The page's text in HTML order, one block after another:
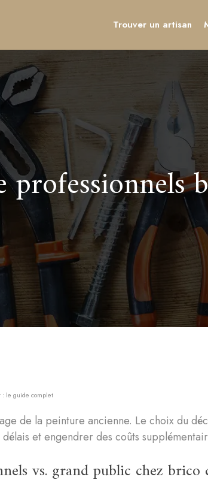
Trouver un artisan
le guide complet
de la peinture ancienne. Le choix du
et engendrer des coûts
vs. grand public chez brico